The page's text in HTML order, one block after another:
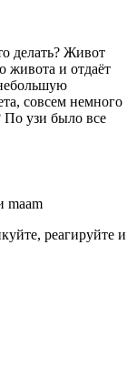
делать? Живот
живота и отдаёт
совсем немного
По узи было все
maam
реагируйте и